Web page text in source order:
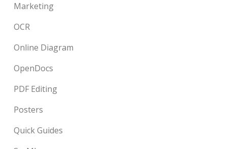
Marketing
OCR
Online Diagram
OpenDocs
PDF Editing
Posters
Quick Guides